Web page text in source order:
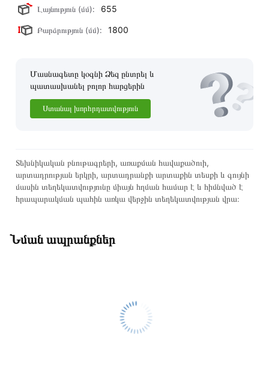
Լայնություն (մմ): 655
Բարձրություն (մմ): 1800
Մասնագետը կօգնի Ձեզ ընտրել և
պատասխանել բոլոր հարցերին
Ստանալ խորհրդատվություն
Տեխնիկական բնութագրերի, առաքման հավաքածուի,
արտադրության երկրի, արտադրանքի արտաքին տեսքի և գույնի
մասին տեղեկատվությունը միայն հղման համար է և հիմնված է
հրապարակման պահին առկա վերջին տեղեկատվության վրա։
Նման ապրանքներ